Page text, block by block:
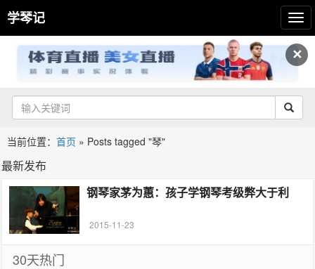
✕
学琴记
当前位置： 首页 » Posts tagged "琴"
最新发布
钢琴家茅为蕙：孩子学钢琴考级弊大于利
2015-11-23
30天热门